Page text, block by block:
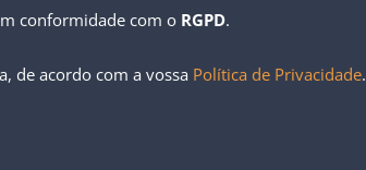
conformidade com o RGPD.
de acordo com a vossa Política de Privacidade.